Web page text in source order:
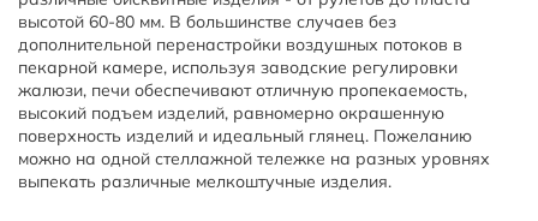
высотой 60-80 мм. В большинстве случаев без
дополнительной перенастройки воздушных потоков в
пекарной камере, используя заводские регулировки
жалюзи, печи обеспечивают отличную пропекаемость,
высокий подъем изделий, равномерно окрашенную
поверхность изделий и идеальный глянец. Пожеланию
можно на одной стеллажной тележке на разных уровнях
выпекать различные мелкоштучные изделия.